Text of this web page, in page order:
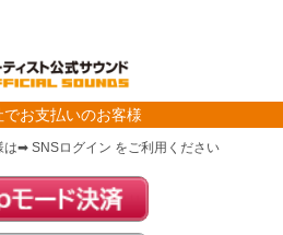
でお支払いのお客様
➡ SNSログイン をご利用ください